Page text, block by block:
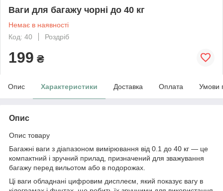
Ваги для багажу чорні до 40 кг
Немає в наявності
Код: 40
Роздріб
199 ₴
Опис Характеристики Доставка Оплата Умови
Опис
Опис товару
Багажні ваги з діапазоном вимірювання від 0.1 до 40 кг — це
компактний і зручний прилад, призначений для зважування
багажу перед вильотом або в подорожах.
Ці ваги обладнані цифровим дисплеєм, який показує вагу в